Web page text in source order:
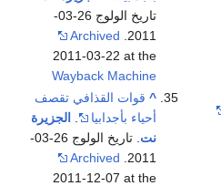
تاريخ الولوج 26-03-
2011.
Archived
2011-03-22 at the
Wayback Machine
^ قوات القذافي تقصف
أحياء بأجدابيا
الجزيرة
نت
. تاريخ الولوج 26-03-
2011.
Archived
2011-12-07 at the